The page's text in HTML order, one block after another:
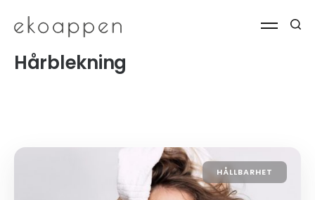
Hårblekning
HÅLLBARHET